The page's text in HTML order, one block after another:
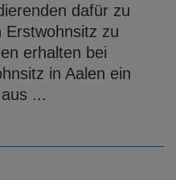
dafür zu
Erstwohnsitz zu
erhalten bei
in Aalen ein
...